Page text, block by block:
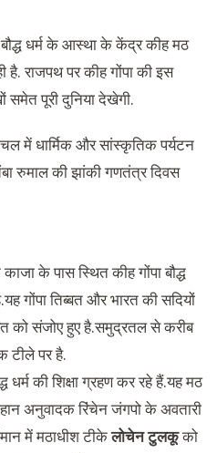
बौद्ध धर्म के आस्था के केंद्र कीह मठ
है. राजपथ पर कीह गोंपा की इस
पूरी दुनिया देखेगी.
में धार्मिक और सांस्कृतिक पर्यटन
रुमाल की झांकी गणतंत्र दिवस
के पास स्थित कीह गोंपा बौद्ध
गोंपा तिब्बत और भारत की सदियों
को संजोए हुए है.समुद्रतल से करीब
टीले पर है.
धर्म की शिक्षा ग्रहण कर रहे हैं.यह मठ
अनुवादक रिंचेन जंगपो के अवतारी
में मठाधीश टीकेलोचेन टुलकूको